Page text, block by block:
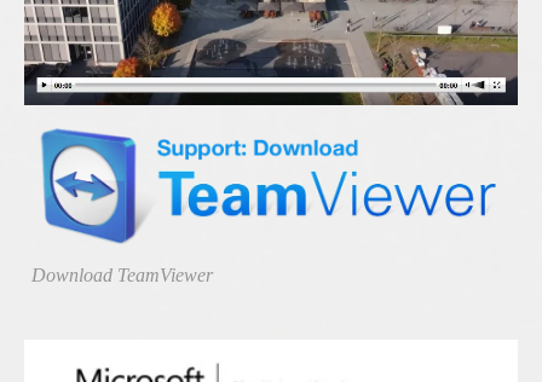
Download TeamViewer